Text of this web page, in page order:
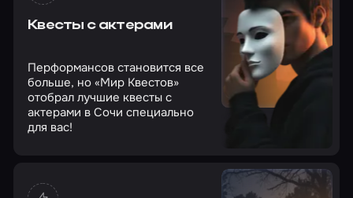
Квесты с актерами
Перформансов становится все
больше, но «Мир Квестов»
отобрал лучшие квесты с
актерами в Сочи специально
для вас!